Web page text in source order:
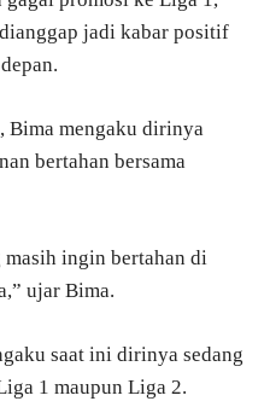
jadi kabar positif
Bima mengaku dirinya
bertahan bersama
masih ingin bertahan di
ujar Bima.
saat ini dirinya sedang
1 maupun Liga 2.